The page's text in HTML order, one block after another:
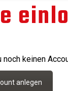
keinen
anlegen